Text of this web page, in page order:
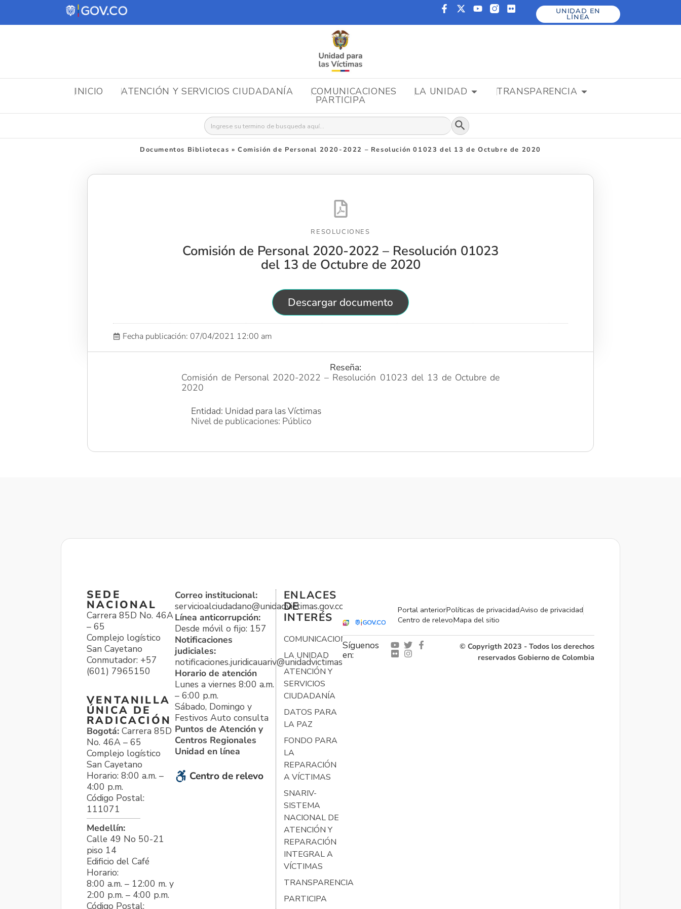
UNIDAD EN
LÍNEA
INICIO ATENCIÓN Y SERVICIOS CIUDADANÍA COMUNICACIONES LA UNIDAD TRANSPARENCIA
PARTICIPA
Buscar: Botón de búsqueda
Documentos Bibliotecas » Comisión de Personal 2020-2022 – Resolución 01023 del 13 de Octubre de 2020
RESOLUCIONES
Comisión de Personal 2020-2022 – Resolución 01023
del 13 de Octubre de 2020
Descargar documento
Fecha publicación: 07/04/2021 12:00 am
Reseña:
Comisión de Personal 2020-2022 – Resolución 01023 del 13 de Octubre de
2020
Entidad: Unidad para las Víctimas
Nivel de publicaciones: Público
SEDE
NACIONAL
Carrera 85D No. 46A
– 65
Complejo logístico
San Cayetano
Conmutador: +57
(601) 7965150
VENTANILLA
ÚNICA DE
RADICACIÓN
Bogotá: Carrera 85D
No. 46A – 65
Complejo logístico
San Cayetano
Horario: 8:00 a.m. –
4:00 p.m.
Código Postal:
111071
Medellín:
Calle 49 No 50-21
piso 14
Edificio del Café
Horario:
8:00 a.m. – 12:00 m. y
2:00 p.m. – 4:00 p.m.
Código Postal:
Correo institucional:
servicioalciudadano@unidadvictimas.gov.co
Línea anticorrupción:
Desde móvil o fijo: 157
Notificaciones
judiciales:
notificaciones.juridicauariv@unidadvictimas.gov.co
Horario de atención
Lunes a viernes 8:00 a.m.
– 6:00 p.m.
Sábado, Domingo y
Festivos Auto consulta
Puntos de Atención y
Centros Regionales
Unidad en línea
Centro de relevo
ENLACES
DE
INTERÉS
COMUNICACIONES
LA UNIDAD
ATENCIÓN Y
SERVICIOS
CIUDADANÍA
DATOS PARA
LA PAZ
FONDO PARA
LA
REPARACIÓN
A VÍCTIMAS
SNARIV-
SISTEMA
NACIONAL DE
ATENCIÓN Y
REPARACIÓN
INTEGRAL A
VÍCTIMAS
TRANSPARENCIA
PARTICIPA
Portal anteriorPolíticas de privacidadAviso de privacidad
Centro de relevoMapa del sitio
Síguenos
en:
© Copyrigth 2023 - Todos los derechos
reservados Gobierno de Colombia